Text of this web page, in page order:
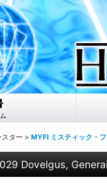
ター > MYFI ミスティック・
Dovelgus,